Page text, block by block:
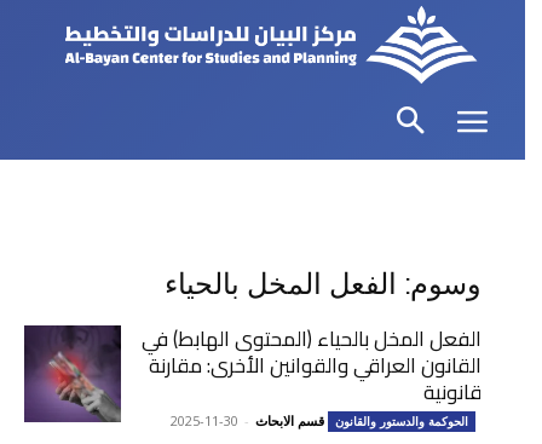
وسوم: الفعل المخل بالحياء
الفعل المخل بالحياء (المحتوى الهابط) في
القانون العراقي والقوانين الأخرى: مقارنة
قانونية
الحوكمة والدستور والقانون قسم الابحاث -
2025-11-30